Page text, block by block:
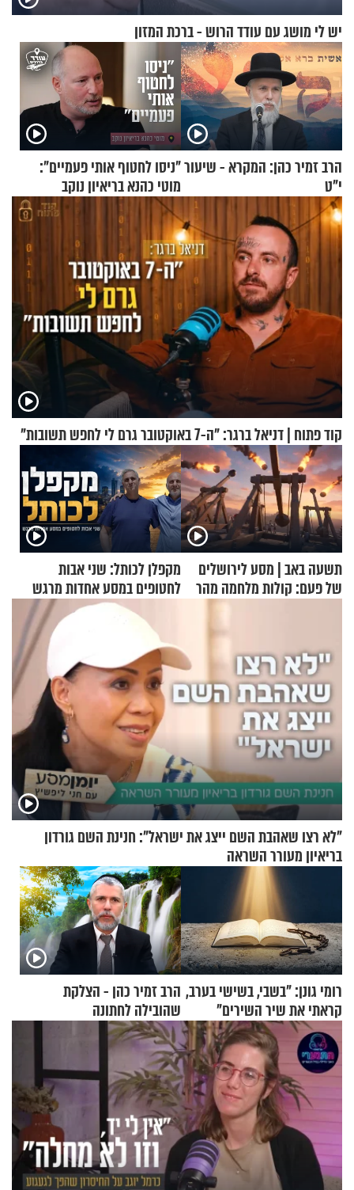
יש לי מושג עם עודד הרוש - ברכת המזון
הרב זמיר כהן: המקרא - שיעור
י"ט
"ניסו לחטוף אותי פעמיים":
מוטי כהנא בריאיון נוקב
קוד פתוח | דניאל ברגר: "ה-7 באוקטובר גרם לי לחפש תשובות"
תשעה באב | מסע לירושלים
של פעם: קולות מלחמה מהר
מקפלן לכותל: שני אבות
לחטופים במסע אחדות מרגש
"לא רצו שאהבת השם ייצג את ישראל": חנינת השם גורדון
בריאיון מעורר השראה
רומי גונן: "בשבי, בשישי בערב,
קראתי את שיר השירים"
הרב זמיר כהן - הצלקת
שהובילה לחתונה